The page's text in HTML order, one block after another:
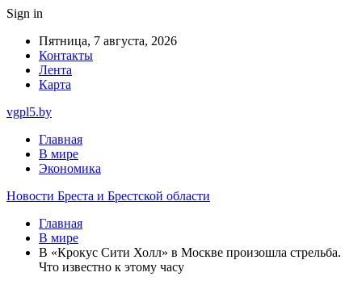
Sign in
Пятница, 7 августа, 2026
Контакты
Лента
Карта
vgpl5.by
Главная
В мире
Экономика
Новости Бреста и Брестской области
Главная
В мире
В «Крокус Сити Холл» в Москве произошла стрельба.
Что известно к этому часу